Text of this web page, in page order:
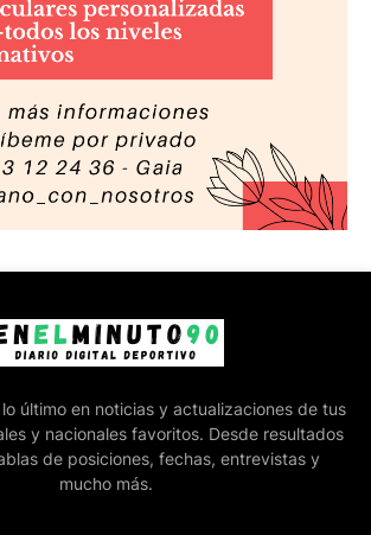
último en noticias y actualizaciones de tus
y nacionales favoritos. Desde resultados
de posiciones, fechas, entrevistas y
mucho más.